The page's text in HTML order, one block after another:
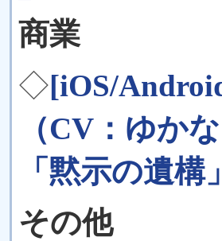
商業
◇[iOS/
（CV：ゆか
「黙示の遺
その他